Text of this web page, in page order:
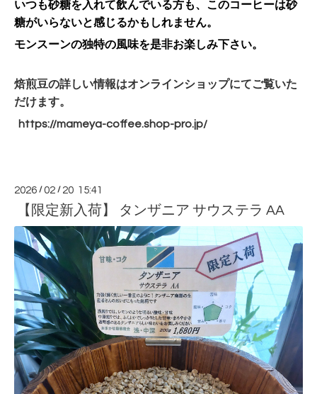
いつも砂糖を入れて飲んでいる方も、このコーヒーは砂
糖がいらないと感じるかもしれません。
モンスーンの独特の風味を是非お楽しみ下さい。
焙煎豆の詳しい情報はオンラインショップにてご覧いた
だけます。
https://mameya-coffee.shop-pro.jp/
2026 /02 / 20 15:41
【限定新入荷】 タンザニア サウステラ AA